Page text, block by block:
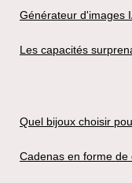
Générateur d'images
Les capacités
Quel bijoux choisir
Cadenas en forme de